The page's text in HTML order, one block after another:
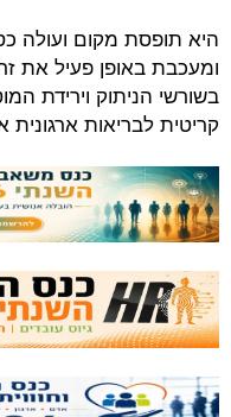
היא תופסת מקום ועולה
ומעכבת באופן פעיל את
בשורשי הניתוק וירידת
קריטית לבריאות ארגונית